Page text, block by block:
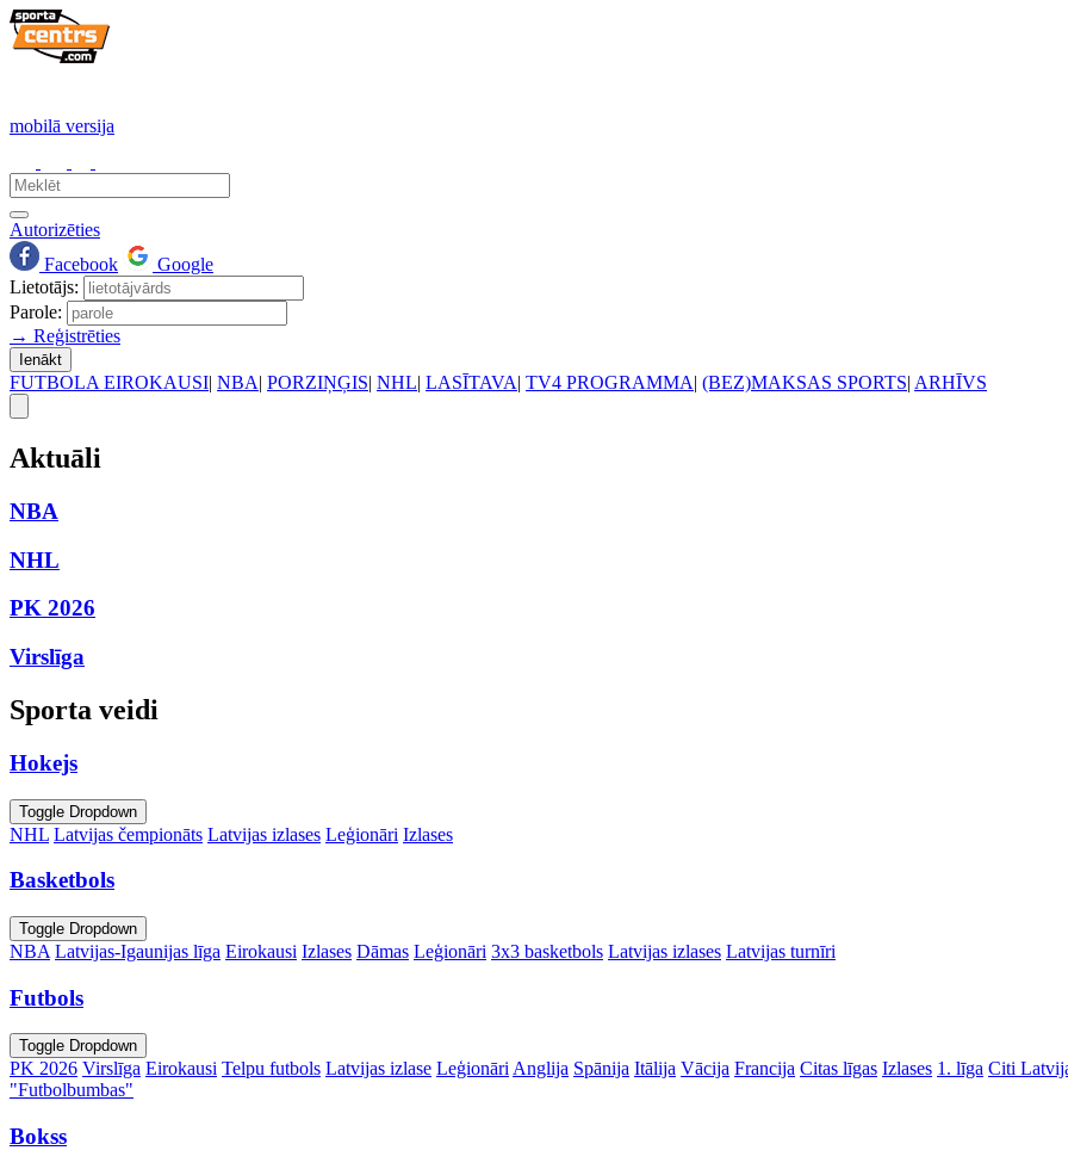
mobilā versija
Autorizēties
Facebook
Google
Lietotājs:
Parole:
→ Reģistrēties
Ienākt
FUTBOLA EIROKAUSI| NBA| PORZIŅĢIS| NHL| LASĪTAVA| TV4 PROGRAMMA| (BEZ)MAKSAS SPORTS| ARHĪVS
Aktuāli
NBA
NHL
PK 2026
Virslīga
Sporta veidi
Hokejs
Toggle Dropdown
NHL Latvijas čempionāts Latvijas izlases Leģionāri Izlases
Basketbols
Toggle Dropdown
NBA Latvijas-Igaunijas līga Eirokausi Izlases Dāmas Leģionāri 3x3 basketbols Latvijas izlases Latvijas turnīri
Futbols
Toggle Dropdown
PK 2026 Virslīga Eirokausi Telpu futbols Latvijas izlase Leģionāri Anglija Spānija Itālija Vācija Francija Citas līgas Izlases 1. līga Citi
"Futbolbumbas"
Bokss